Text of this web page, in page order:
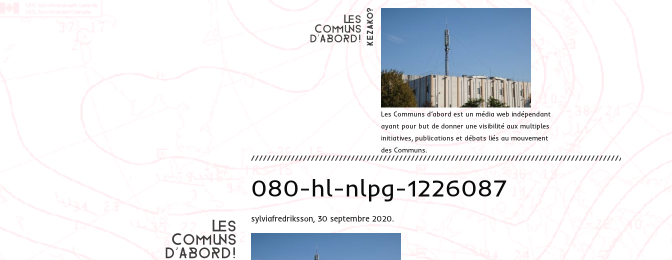
Les Communs d’abord est un média web indépendant
ayant pour but de donner une visibilité aux multiples
initiatives, publications et débats liés au mouvement
des Communs.
080-hl-nlpg-1226087
sylviafredriksson, 30 septembre 2020.